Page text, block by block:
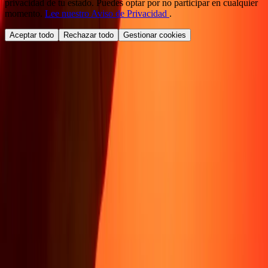
privacidad de tu estado. Puedes optar por no participar en cualquier
momento. Lee nuestro Aviso de Privacidad .
Aceptar todo Rechazar todo Gestionar cookies